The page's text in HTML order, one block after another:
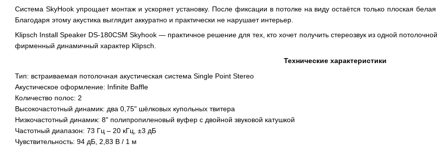
Система SkyHook упрощает монтаж и ускоряет установку. После фиксации в потолке на виду остаётся только плоская
Благодаря этому акустика выглядит аккуратно и практически не нарушает интерьер.
Klipsch Install Speaker DS-180CSM Skyhook — практичное решение для тех, кто хочет получить стереозвук из одной
фирменный динамичный характер Klipsch.
Технические характеристики
Тип: встраиваемая потолочная акустическая система Single Point Stereo
Акустическое оформление: Infinite Baffle
Количество полос: 2
Высокочастотный динамик: два 0,75" шёлковых купольных твитера
Низкочастотный динамик: 8" полипропиленовый вуфер с двойной звуковой катушкой
Частотный диапазон: 73 Гц – 20 кГц, ±3 дБ
Чувствительность: 94 дБ, 2,83 В / 1 м